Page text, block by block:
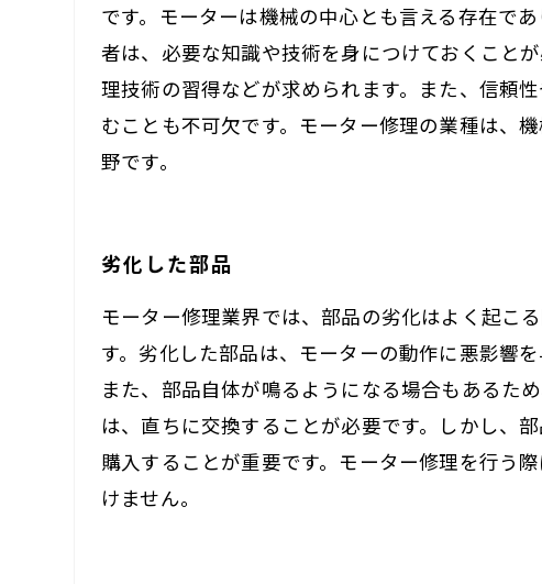
です。モーターは機械の中心とも言える存在で
者は、必要な知識や技術を身につけておくこと
理技術の習得などが求められます。また、信頼
むことも不可欠です。モーター修理の業種は、
野です。
劣化した部品
モーター修理業界では、部品の劣化はよく起こ
す。劣化した部品は、モーターの動作に悪影響
また、部品自体が鳴るようになる場合もあるた
は、直ちに交換することが必要です。しかし、
購入することが重要です。モーター修理を行う
けません。